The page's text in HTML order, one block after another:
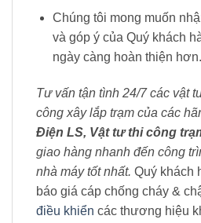
Chúng tôi mong muốn
và góp ý của Quý khách
ngày càng hoàn thiện hơn.
Tư vấn tận tình 24/7 các vật
công xây lắp trạm của các
Điện LS, Vật tư thi công
giao hàng nhanh đến công
nhà máy tốt nhất. Quý khách
báo giá cáp chống cháy &
điều khiển các thương hiệu